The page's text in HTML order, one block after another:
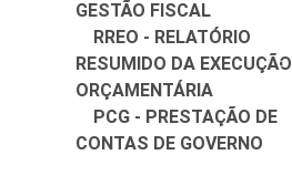
GESTÃO FISCAL
RREO - RELATÓRIO
RESUMIDO DA EXECUÇÃO
ORÇAMENTÁRIA
PCG - PRESTAÇÃO DE
CONTAS DE GOVERNO